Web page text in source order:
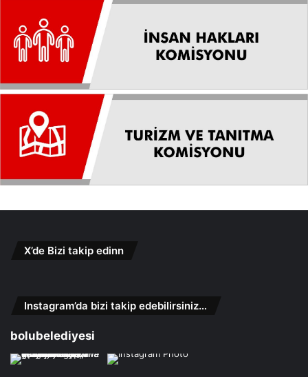
X’de Bizi takip edinn
Instagram’da bizi takip edebilirsiniz…
bolubelediyesi